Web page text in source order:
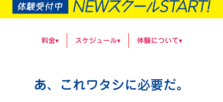
料金▾ スケジュール▾ 体験について▾
あ、これワタシに必要だ。